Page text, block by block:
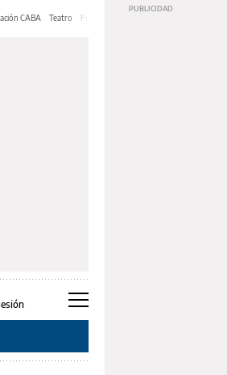
CABA Teatro Feria de Editores